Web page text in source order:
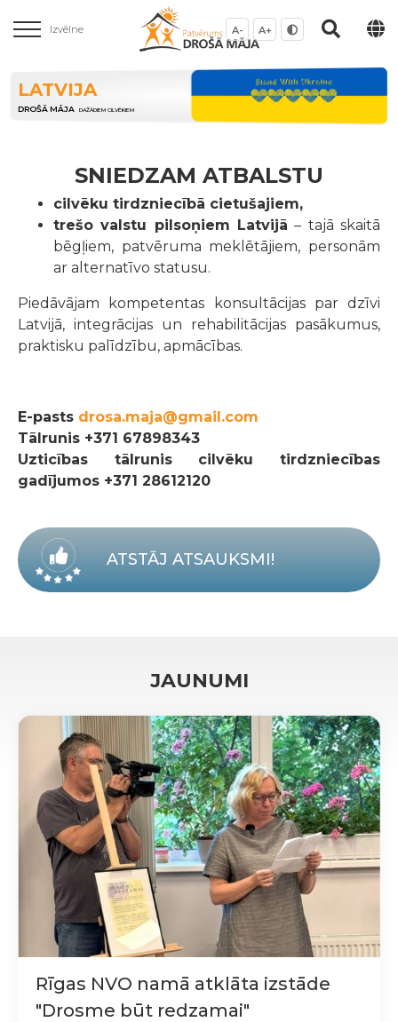
Izvēlne A- A+
LATVIJA
DROŠĀ MĀJA DAŽĀDIEM CILVĒKIEM
SNIEDZAM ATBALSTU
cilvēku tirdzniecībā cietušajiem,
trešo valstu pilsoņiem Latvijā – tajā skaitā
bēgļiem, patvēruma meklētājiem, personām
ar alternatīvo statusu.
Piedāvājam kompetentas konsultācijas par dzīvi
Latvijā, integrācijas un rehabilitācijas pasākumus,
praktisku palīdzību, apmācības.
E-pasts drosa.maja@gmail.com
Tālrunis +371 67898343
Uzticības tālrunis cilvēku tirdzniecības
gadījumos +371 28612120
ATSTĀJ ATSAUKSMI!
JAUNUMI
Rīgas NVO namā atklāta izstāde
"Drosme būt redzamai"